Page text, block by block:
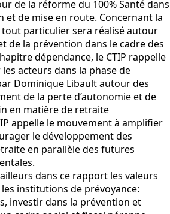
de la réforme du 100% Santé dans
et de mise en route. Concernant la
particulier sera réalisé autour
de la prévention dans le cadre des
dépendance, le CTIP rappelle
acteurs dans la phase de
Dominique Libault autour des
de la perte d’autonomie et de
en matière de retraite
appelle le mouvement à amplifier
le développement des
en parallèle des futures
dans ce rapport les valeurs
institutions de prévoyance:
investir dans la prévention et